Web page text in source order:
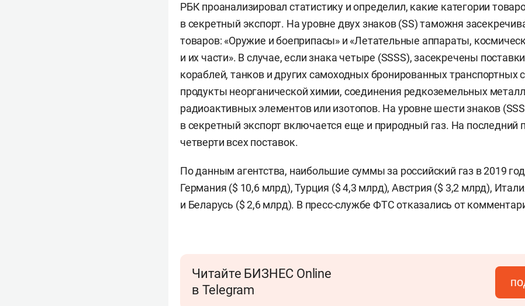
РБК проанализировал статистику и определил, какие категории
в секретный экспорт. На уровне двух знаков (SS) таможня
товаров: «Оружие и боеприпасы» и «Летательные аппараты,
и их части». В случае, если знака четыре (SSSS), засекречены
кораблей, танков и других самоходных бронированных транспортных
продукты неорганической химии, соединения редкоземельных
радиоактивных элементов или изотопов. На уровне шести знаков
в секретный экспорт включается еще и природный газ. На последний
четверти всех поставок.
По данным агентства, наибольшие суммы за российский газ в 2019
Германия ($ 10,6 млрд), Турция ($ 4,3 млрд), Австрия ($ 3,2 млрд),
и Беларусь ($ 2,6 млрд). В пресс-службе ФТС отказались от
Читайте БИЗНЕС Online
в Telegram